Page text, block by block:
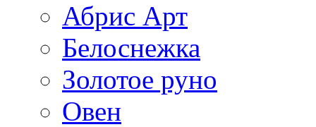
Абрис Арт
Белоснежка
Золотое руно
Овен